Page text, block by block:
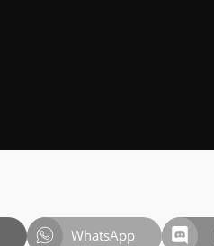
WhatsApp